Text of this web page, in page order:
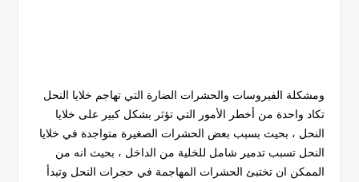
ومشكلة الفيروسات والحشرات الضارة التي تهاجم خلايا النحل
تكاد واحدة من أخطر الأمور التي تؤثر بشكل كبير على خلايا
النحل ، بحيث بسبب بعض الحشرات الصغيرة متواجدة في خلايا
النحل تسبب تدمير شامل للخلية من الداخل ، بحيث انه من
الممكن ان تختبئ الحشرات المهاجمة في حجرات النحل وتبدأ